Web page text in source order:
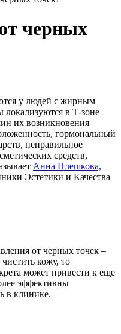
черных
у людей с жирным
в Т-зоне
их возникновения
гормональный
неправильное
средств,
Анна Плешкова,
Эстетики и Качества
от черных точек –
кожу, то
может привести к еще
эффективны
в клинике.